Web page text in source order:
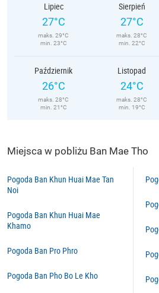
Lipiec
27°C
maks. 29°C
min. 23°C
Sierpień
27°C
maks. 28°C
min. 22°C
Październik
26°C
maks. 28°C
min. 21°C
Listopad
24°C
maks. 28°C
min. 19°C
Miejsca w pobliżu Ban Mae Tho
Pogoda Ban Khun Huai Mae Tan
Noi
Pogoda Ban Khun Huai Mae
Khamo
Pogoda Ban Pro Phro
Pogoda Ban Pho Bo Le Kho